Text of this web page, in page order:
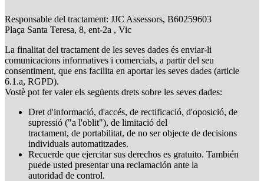
Responsable del tractament: JJC Assessors, B60259603
Plaça Santa Teresa, 8, ent-2a , Vic
La finalitat del tractament de les seves dades és enviar-li
comunicacions informatives i comercials, a partir del seu
consentiment, que ens facilita en aportar les seves dades (article
6.1.a, RGPD).
Vostè pot fer valer els següents drets sobre les seves dades:
Dret d'informació, d'accés, de rectificació, d'oposició, de
supressió ("a l'oblit"), de limitació del
tractament, de portabilitat, de no ser objecte de decisions
individuals automatitzades.
Recuerde que ejercitar sus derechos es gratuito. También
puede usted presentar una reclamación ante la
autoridad de control.